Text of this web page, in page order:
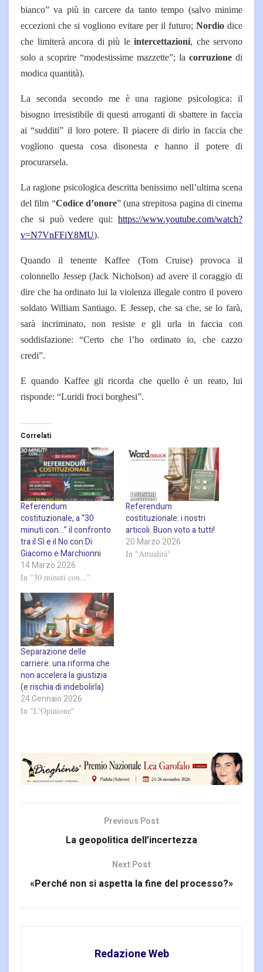
bianco” va più in carcere da tanto tempo (salvo minime
eccezioni che si vogliono evitare per il futuro; Nordio dice
che limiterà ancora di più le intercettazioni, che servono
solo a scoprire “modestissime mazzette”; la corruzione di
modica quantità).
La seconda secondo me è una ragione psicologica: il
bisogno irresistibile di questi arroganti di sbattere in faccia
ai “sudditi” il loro potere. Il piacere di dirlo in faccia che
vogliono questa cosa disonesta e hanno il potere di
procurarsela.
La ragione psicologica descritta benissimo nell’ultima scena
del film “Codice d’onore” (una strepitosa pagina di cinema
che si può vedere qui: https://www.youtube.com/watch?
v=N7VnFFiY8MU).
Quando il tenente Kaffee (Tom Cruise) provoca il
colonnello Jessep (Jack Nicholson) ad avere il coraggio di
dire che ha ordinato lui la violenza illegale contro il povero
soldato William Santiago. E Jessep, che sa che, se lo farà,
sarà incriminato, non resiste e gli urla in faccia con
soddisfazione: “Certo che l’ho ordinato io, che cazzo
credi”.
E quando Kaffee gli ricorda che quello è un reato, lui
risponde: “Luridi froci borghesi”.
Correlati
Referendum
costituzionale, a “30
minuti con…” il confronto
tra il Sì e il No con Di
Giacomo e Marchionni
14 Marzo 2026
In "30 minuti con..."
Referendum
costituzionale: i nostri
articoli. Buon voto a tutti!
20 Marzo 2026
In "Attualità"
Separazione delle
carriere: una riforma che
non accelera la giustizia
(e rischia di indebolirla)
24 Gennaio 2026
In "L'Opinione"
Previous Post
La geopolitica dell’incertezza
Next Post
«Perché non si aspetta la fine del processo?»
Redazione Web